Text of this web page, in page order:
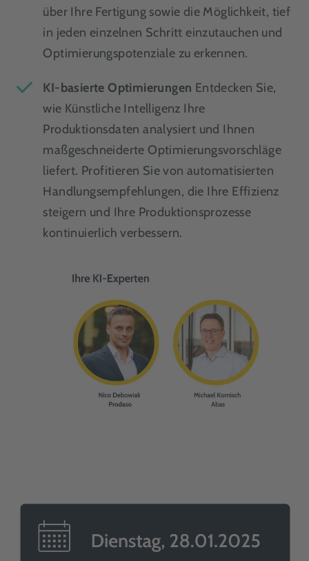
über Ihre Fertigung sowie die Möglichkeit, tief
in jeden einzelnen Schritt einzutauchen und
Optimierungspotenziale zu erkennen.
KI-basierte Optimierungen Entdecken Sie,
wie Künstliche Intelligenz Ihre
Produktionsdaten analysiert und Ihnen
maßgeschneiderte Optimierungsvorschläge
liefert. Profitieren Sie von automatisierten
Handlungsempfehlungen, die Ihre Effizienz
steigern und Ihre Produktionsprozesse
kontinuierlich verbessern.